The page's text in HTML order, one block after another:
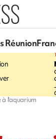
Réunion
à l'aquarium